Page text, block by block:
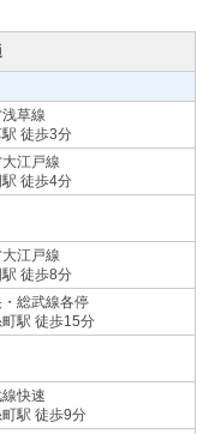
草線
徒歩3分
江戸線
駅 徒歩4分
江戸線
駅 徒歩8分
総武線各停
駅 徒歩15分
快速
駅 徒歩9分